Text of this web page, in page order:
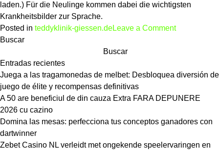
laden.) Für die Neulinge kommen dabei die wichtigsten
Krankheitsbilder zur Sprache.
Posted in teddyklinik-giessen.deLeave a Commenton
Reinigung
Reparatur
Buscar
Buscar
Entradas recientes
Juega a las tragamonedas de melbet: Desbloquea diversión de
juego de élite y recompensas definitivas
A 50 are beneficiul de din cauza Extra FARA DEPUNERE
2026 cu cazino
Domina las mesas: perfecciona tus conceptos ganadores con
dartwinner
Zebet Casino NL verleidt met ongekende speelervaringen en